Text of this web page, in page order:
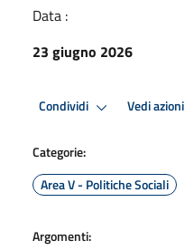
Data :
23 giugno 2026
Condividi Vedi azioni
Categorie:
Area V - Politiche Sociali
Argomenti: